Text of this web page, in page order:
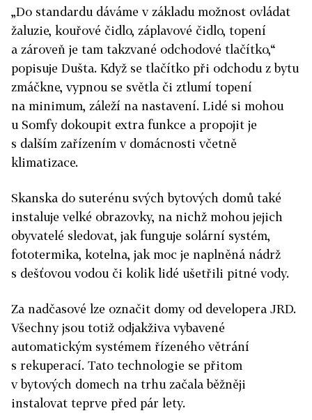
„Do standardu dáváme v základu možnost ovládat
žaluzie, kouřové čidlo, záplavové čidlo, topení
a zároveň je tam takzvané odchodové tlačítko,“
popisuje Dušta. Když se tlačítko při odchodu z bytu
zmáčkne, vypnou se světla či ztlumí topení
na minimum, záleží na nastavení. Lidé si mohou
u Somfy dokoupit extra funkce a propojit je
s dalším zařízením v domácnosti včetně
klimatizace.
Skanska do suterénu svých bytových domů také
instaluje velké obrazovky, na nichž mohou jejich
obyvatelé sledovat, jak funguje solární systém,
fototermika, kotelna, jak moc je naplněná nádrž
s dešťovou vodou či kolik lidé ušetřili pitné vody.
Za nadčasové lze označit domy od developera JRD.
Všechny jsou totiž odjakživa vybavené
automatickým systémem řízeného větrání
s rekuperací. Tato technologie se přitom
v bytových domech na trhu začala běžněji
instalovat teprve před pár lety.